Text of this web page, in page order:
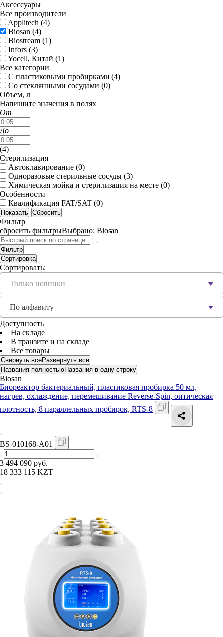
Аксессуары
Все производители
Applitech (4)
Biosan (4)
Biostream (1)
Infors (3)
Yocell, Китай (1)
Все категории
С пластиковыми пробирками (4)
Со стеклянными сосудами (0)
Объем, л
Напишите значения в полях
От
До
(4)
Стерилизация
Автоклавирование (0)
Одноразовые стерильные сосуды (3)
Химическая мойка и стерилизация на месте (0)
Особенности
Квалификация FAT/SAT (0)
Фильтр
сбросить фильтрыВыбрано: Biosan
Фильтр
Сортировка
Сортировать:
Только новинки
По алфавиту
Доступность
На складе
В транзите и на складе
Все товары
Свернуть всеРазвернуть все
Названия полностьюНазвания в одну строку
Biosan
Биореактор бактериальный, пластиковая пробирка 50 мл,
нагрев, охлаждение, перемешивание Reverse-Spin, оптическая
плотность, 8 параллельных пробирок, RTS-8
BS-010168-A01
3 494 090 руб.
18 333 115 KZT